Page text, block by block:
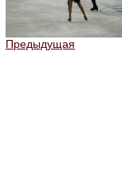
Предыдущая